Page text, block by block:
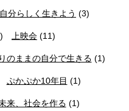
自分らしく生きよう (3)
上映会 (11)
のままの自分で生きる (1)
ぷかぷか10年目 (1)
来、社会を作る (1)